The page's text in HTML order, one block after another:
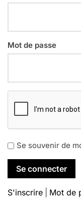
Mot de passe
Se souvenir de
S'inscrire Mot de